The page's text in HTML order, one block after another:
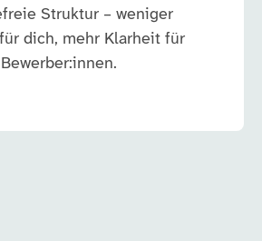
Struktur – weniger
dich, mehr Klarheit für
Bewerber:innen.